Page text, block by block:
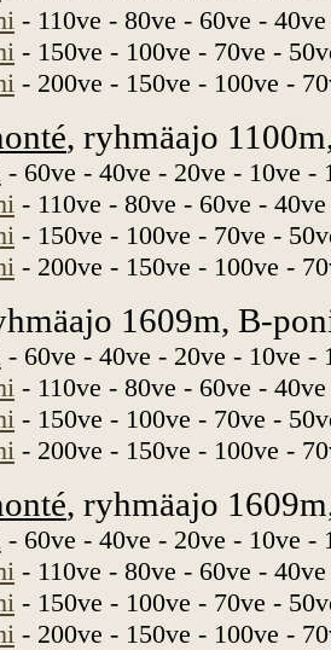
- 110ve - 80ve - 60ve -
- 150ve - 100ve - 70ve -
- 200ve - 150ve - 100ve -
, ryhmäajo
- 60ve - 40ve - 20ve - 10ve -
- 110ve - 80ve - 60ve -
- 150ve - 100ve - 70ve -
- 200ve - 150ve - 100ve -
1609m, B-
- 60ve - 40ve - 20ve - 10ve -
- 110ve - 80ve - 60ve -
- 150ve - 100ve - 70ve -
- 200ve - 150ve - 100ve -
, ryhmäajo
- 60ve - 40ve - 20ve - 10ve -
- 110ve - 80ve - 60ve -
- 150ve - 100ve - 70ve -
- 200ve - 150ve - 100ve -